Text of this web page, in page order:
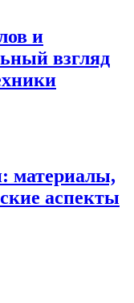
и
взгляд
материалы,
аспекты